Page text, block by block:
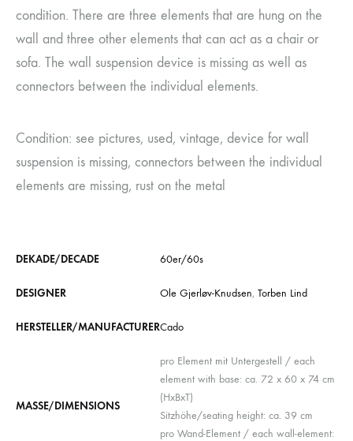
condition. There are three elements that are hung on the
wall and three other elements that can act as a chair or
sofa. The wall suspension device is missing as well as
connectors between the individual elements.
Condition: see pictures, used, vintage, device for wall
suspension is missing, connectors between the individual
elements are missing, rust on the metal
DEKADE/DECADE 60er/60s
DESIGNER Ole Gjerløv-Knudsen, Torben Lind
HERSTELLER/MANUFACTURERCado
MASSE/DIMENSIONS
pro Element mit Untergestell / each
element with base: ca. 72 x 60 x 74 cm
(HxBxT)
Sitzhöhe/seating height: ca. 39 cm
pro Wand-Element / each wall-element: